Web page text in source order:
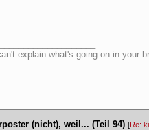
explain what's going on in your
(nicht), weil... (Teil 94) [Re: